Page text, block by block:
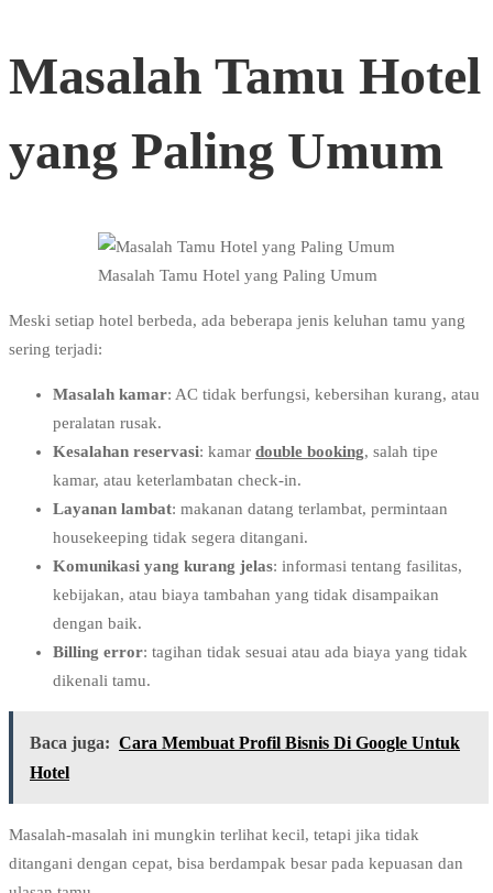
Masalah Tamu Hotel
yang Paling Umum
Masalah Tamu Hotel yang Paling Umum
Meski setiap hotel berbeda, ada beberapa jenis keluhan tamu yang
sering terjadi:
Masalah kamar: AC tidak berfungsi, kebersihan kurang, atau
peralatan rusak.
Kesalahan reservasi: kamar double booking, salah tipe
kamar, atau keterlambatan check-in.
Layanan lambat: makanan datang terlambat, permintaan
housekeeping tidak segera ditangani.
Komunikasi yang kurang jelas: informasi tentang fasilitas,
kebijakan, atau biaya tambahan yang tidak disampaikan
dengan baik.
Billing error: tagihan tidak sesuai atau ada biaya yang tidak
dikenali tamu.
Baca juga: Cara Membuat Profil Bisnis Di Google Untuk
Hotel
Masalah-masalah ini mungkin terlihat kecil, tetapi jika tidak
ditangani dengan cepat, bisa berdampak besar pada kepuasan dan